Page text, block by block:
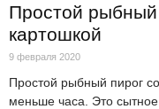
Простой рыбный
картошкой
9 февраля 2020
Простой рыбный пирог
меньше часа. Это